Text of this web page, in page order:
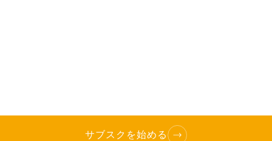
サブスクを始める